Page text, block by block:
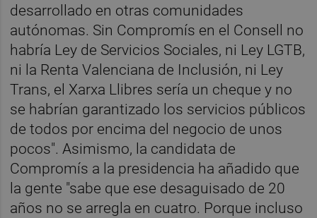
desarrollado en otras comunidades
autónomas. Sin Compromís en el Consell no
habría Ley de Servicios Sociales, ni Ley LGTB,
ni la Renta Valenciana de Inclusión, ni Ley
Trans, el Xarxa Llibres sería un cheque y no
se habrían garantizado los servicios públicos
de todos por encima del negocio de unos
pocos". Asimismo, la candidata de
Compromís a la presidencia ha añadido que
la gente "sabe que ese desaguisado de 20
años no se arregla en cuatro. Porque incluso